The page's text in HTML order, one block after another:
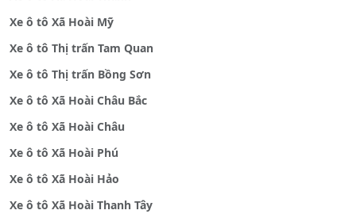
Xe ô tô Xã Hoài Mỹ
Xe ô tô Thị trấn Tam Quan
Xe ô tô Thị trấn Bồng Sơn
Xe ô tô Xã Hoài Châu Bắc
Xe ô tô Xã Hoài Châu
Xe ô tô Xã Hoài Phú
Xe ô tô Xã Hoài Hảo
Xe ô tô Xã Hoài Thanh Tây